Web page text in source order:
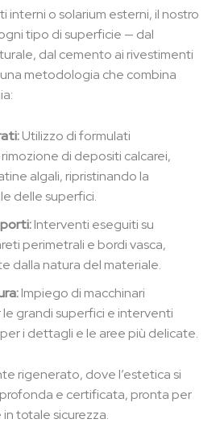
interni o solarium esterni, il nostro
tipo di superficie — dal
dal cemento ai rivestimenti
metodologia che combina
Utilizzo di formulati
di depositi calcarei,
algali, ripristinando la
delle superfici.
Interventi eseguiti su
perimetrali e bordi vasca,
dalla natura del materiale.
Impiego di macchinari
le grandi superfici e interventi
i dettagli e le aree più delicate.
rigenerato, dove l’estetica si
e certificata, pronta per
totale sicurezza.